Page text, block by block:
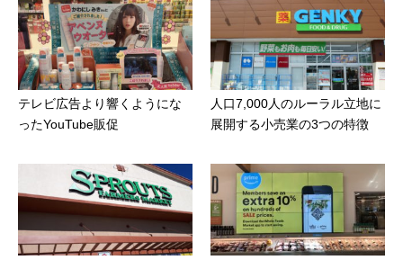
テレビ広告より響くようにな
ったYouTube販促
人口7,000人のルーラル立地に
展開する小売業の3つの特徴